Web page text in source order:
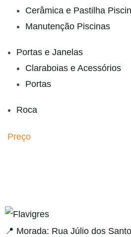
Cerâmica e Pastilha
Manutenção Piscinas
Portas e Janelas
Claraboias e Acessórios
Portas
Roca
Preço
resmi adresi
📍 Morada: Rua Júlio dos